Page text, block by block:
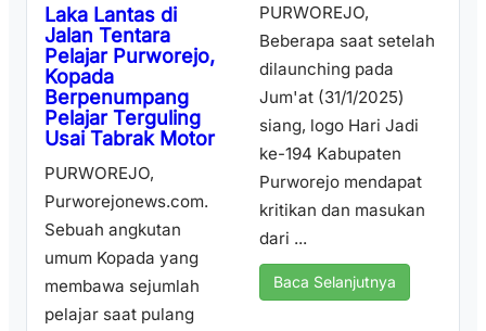
Laka Lantas di
Jalan Tentara
Pelajar Purworejo,
Kopada
Berpenumpang
Pelajar Terguling
Usai Tabrak Motor
PURWOREJO,
Purworejonews.com.
Sebuah angkutan
umum Kopada yang
membawa sejumlah
pelajar saat pulang
PURWOREJO,
Beberapa saat setelah
dilaunching pada
Jum'at (31/1/2025)
siang, logo Hari Jadi
ke-194 Kabupaten
Purworejo mendapat
kritikan dan masukan
dari ...
Baca Selanjutnya